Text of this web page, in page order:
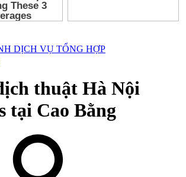
DỊCH VỤ TỔNG HỢP
thuật Hà Nội
tại Cao Bằng